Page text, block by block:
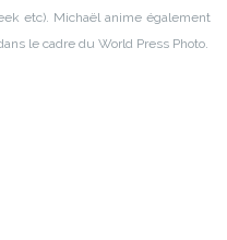
etc). Michaël anime également
le cadre du World Press Photo.